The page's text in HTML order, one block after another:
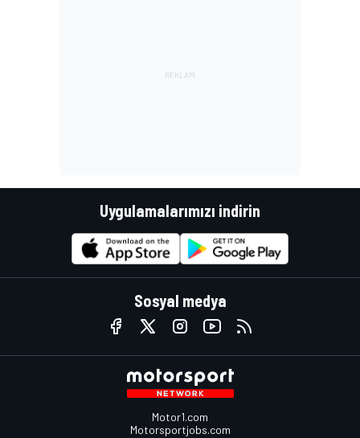
Uygulamalarımızı indirin
Sosyal medya
Motor1.com
Motorsportjobs.com